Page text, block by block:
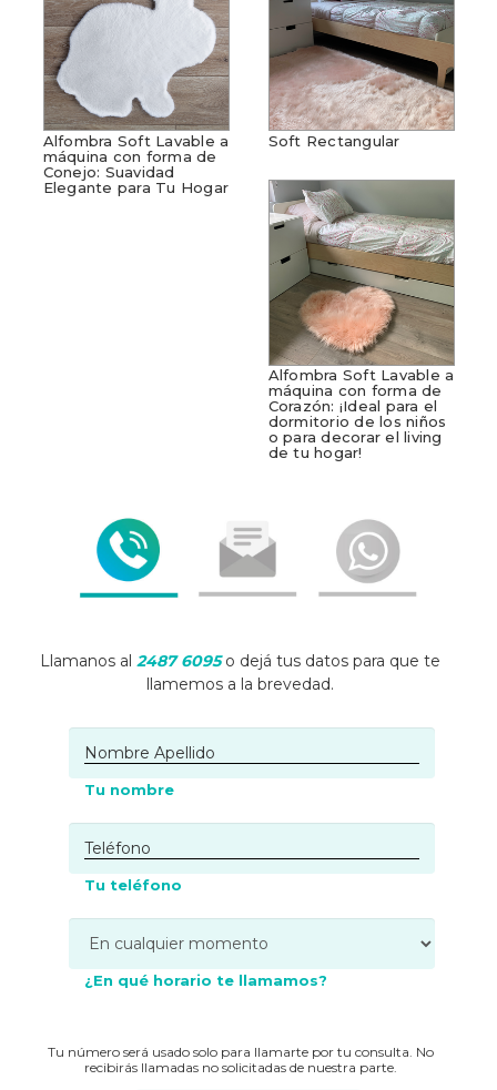
Alfombra Soft Lavable a
máquina con forma de
Conejo: Suavidad
Elegante para Tu Hogar
Soft Rectangular
Alfombra Soft Lavable a
máquina con forma de
Corazón: ¡Ideal para el
dormitorio de los niños
o para decorar el living
de tu hogar!
Llamanos al 2487 6095o dejá tus datos para que te
llamemos a la brevedad.
Tu nombre
Tu teléfono
¿En qué horario te llamamos?
Tu número será usado solo para llamarte por tu consulta. No
recibirás llamadas no solicitadas de nuestra parte.